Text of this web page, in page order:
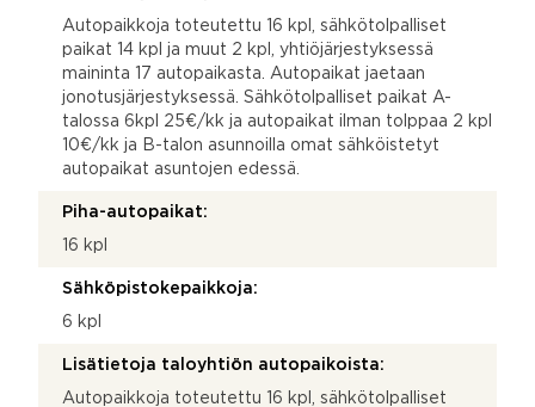
Autopaikkoja toteutettu 16 kpl, sähkötolpalliset
paikat 14 kpl ja muut 2 kpl, yhtiöjärjestyksessä
maininta 17 autopaikasta. Autopaikat jaetaan
jonotusjärjestyksessä. Sähkötolpalliset paikat A-
talossa 6kpl 25€/kk ja autopaikat ilman tolppaa 2 kpl
10€/kk ja B-talon asunnoilla omat sähköistetyt
autopaikat asuntojen edessä.
Piha-autopaikat:
16 kpl
Sähköpistokepaikkoja:
6 kpl
Lisätietoja taloyhtiön autopaikoista:
Autopaikkoja toteutettu 16 kpl, sähkötolpalliset